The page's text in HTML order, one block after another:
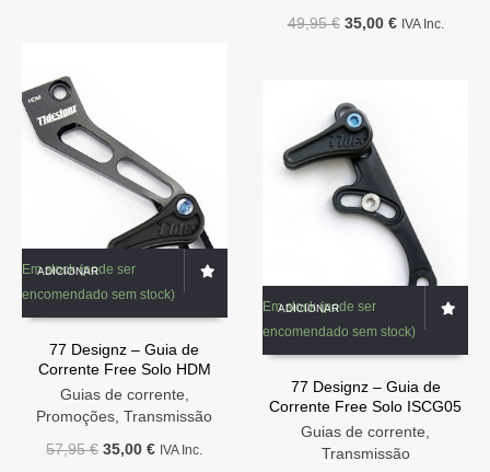
page
49,95€ O
49,95 €.
35,00 €OIVA Inc.
ADICIONAR
Em stock (pode ser
encomendado sem stock)
77 Designz – Guia de
Corrente Free Solo HDM
Guias de corrente
Promoções ,Transmissão
57,95€ O
35,00€OIVA Inc.
ADICIONAR
Em stock (pode ser
encomendado sem stock)
77 Designz – Guia de
Corrente Free Solo ISCG05
Guias de corrente
Transmissão